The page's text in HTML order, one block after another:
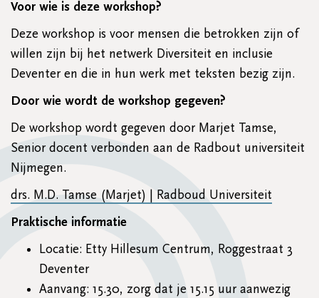
Voor wie is deze workshop?
Deze workshop is voor mensen die betrokken zijn of
willen zijn bij het netwerk Diversiteit en inclusie
Deventer en die in hun werk met teksten bezig zijn.
Door wie wordt de workshop gegeven?
De workshop wordt gegeven door Marjet Tamse,
Senior docent verbonden aan de Radbout universiteit
Nijmegen.
drs. M.D. Tamse (Marjet) | Radboud Universiteit
Praktische informatie
Locatie: Etty Hillesum Centrum, Roggestraat 3
Deventer
Aanvang: 15.30, zorg dat je 15.15 uur aanwezig